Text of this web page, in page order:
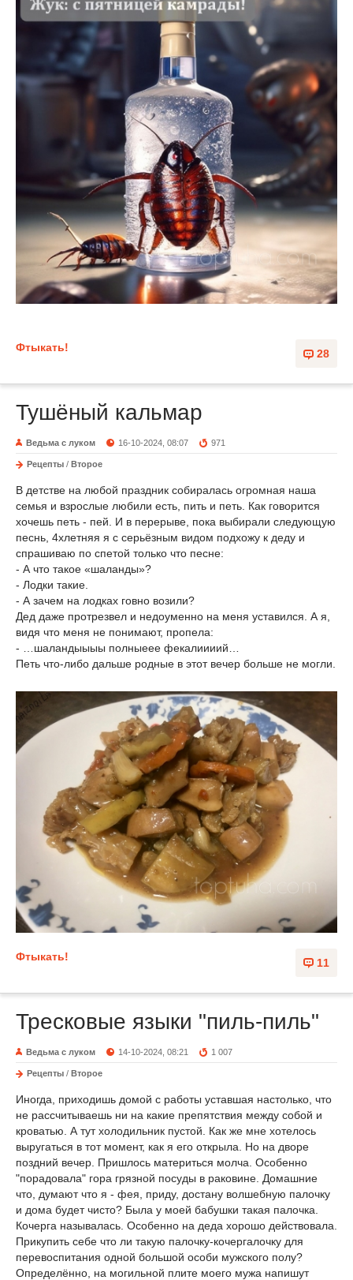
28
Фтыкать!
Тушёный кальмар
Ведьма с луком 16-10-2024, 08:07 971
Рецепты / Второе
В детстве на любой праздник собиралась огромная наша
семья и взрослые любили есть, пить и петь. Как говорится
хочешь петь - пей. И в перерыве, пока выбирали следующую
песнь, 4хлетняя я с серьёзным видом подхожу к деду и
спрашиваю по спетой только что песне:
- А что такое «шаланды»?
- Лодки такие.
- А зачем на лодках говно возили?
Дед даже протрезвел и недоуменно на меня уставился. А я,
видя что меня не понимают, пропела:
- …шаландыыыы полныеее фекалиииий…
Петь что-либо дальше родные в этот вечер больше не могли.
11
Фтыкать!
Тресковые языки "пиль-пиль"
Ведьма с луком 14-10-2024, 08:21 1 007
Рецепты / Второе
Иногда, приходишь домой с работы уставшая настолько, что
не рассчитываешь ни на какие препятствия между собой и
кроватью. А тут холодильник пустой. Как же мне хотелось
выругаться в тот момент, как я его открыла. Но на дворе
поздний вечер. Пришлось материться молча. Особенно
"порадовала" гора грязной посуды в раковине. Домашние
что, думают что я - фея, приду, достану волшебную палочку
и дома будет чисто? Была у моей бабушки такая палочка.
Кочерга называлась. Особенно на деда хорошо действовала.
Прикупить себе что ли такую палочку-кочергалочку для
перевоспитания одной большой особи мужского полу?
Определённо, на могильной плите моего мужа напишут